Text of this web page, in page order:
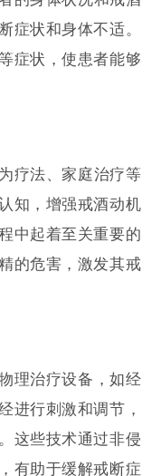
症状和身体不适。
症状，使患者能够
疗法、家庭治疗等
知，增强戒酒动机
中起着至关重要的
的危害，激发其戒
理治疗设备，如经
进行刺激和调节，
这些技术通过非侵
有助于缓解戒断症